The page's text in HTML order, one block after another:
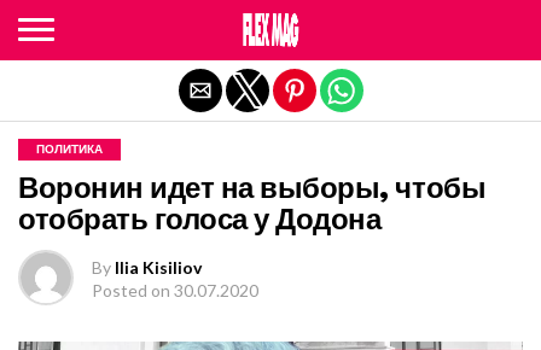
ПОЛИТИКА
Воронин идет на выборы, чтобы
отобрать голоса у Додона
By Ilia Kisiliov
Posted on 30.07.2020
Exit mobile version